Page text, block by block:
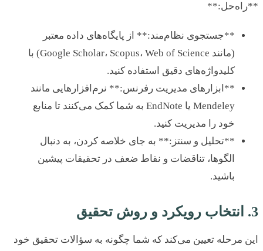
**جستجوی نظام‌مند:** از پایگاه‌های داده معتبر
(مانند Google Scholar، Scopus، Web of Science) با
کلیدواژه‌های دقیق استفاده کنید.
**ابزارهای مدیریت رفرنس:** نرم‌افزارهایی مانند
Mendeley یا EndNote به شما کمک می‌کنند تا منابع
خود را مدیریت کنید.
**تحلیل و سنتز:** به جای خلاصه کردن، به دنبال
الگوها، تناقضات و نقاط ضعف در تحقیقات پیشین
باشید.
مرحله تعیین می‌کند که شما چگونه به سؤالات تحقیق خود